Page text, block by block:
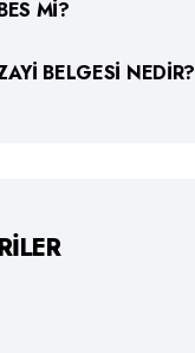
MI?
BELGESI NEDIR?